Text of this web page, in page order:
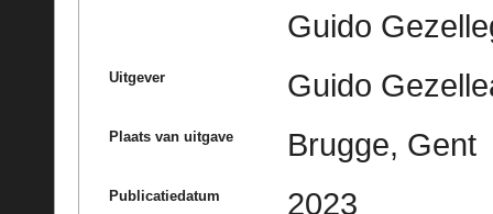
Guido
Uitgever Guido
Plaats van uitgave Brugge, Gent
Publicatiedatum 2023